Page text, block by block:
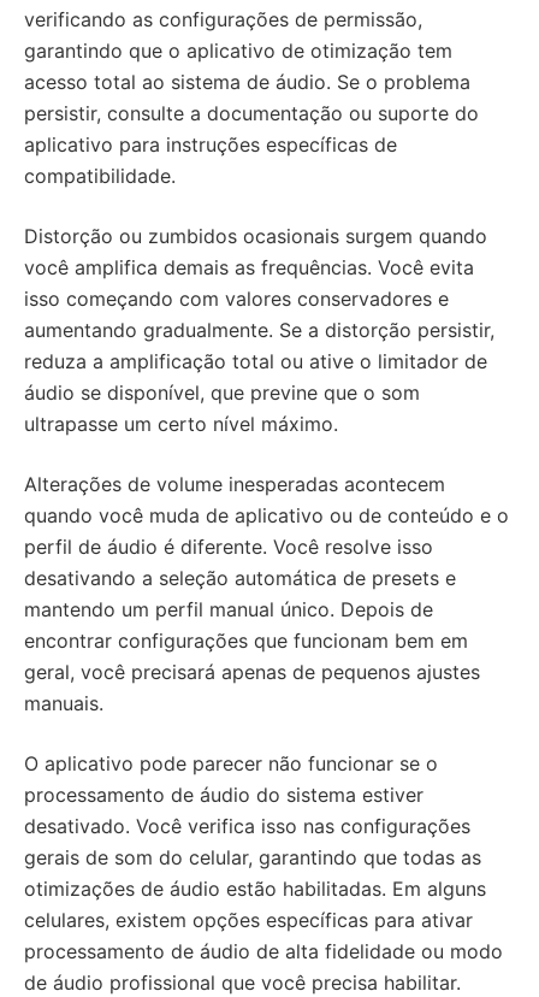
verificando as configurações de permissão,
garantindo que o aplicativo de otimização tem
acesso total ao sistema de áudio. Se o problema
persistir, consulte a documentação ou suporte do
aplicativo para instruções específicas de
compatibilidade.
Distorção ou zumbidos ocasionais surgem quando
você amplifica demais as frequências. Você evita
isso começando com valores conservadores e
aumentando gradualmente. Se a distorção persistir,
reduza a amplificação total ou ative o limitador de
áudio se disponível, que previne que o som
ultrapasse um certo nível máximo.
Alterações de volume inesperadas acontecem
quando você muda de aplicativo ou de conteúdo e o
perfil de áudio é diferente. Você resolve isso
desativando a seleção automática de presets e
mantendo um perfil manual único. Depois de
encontrar configurações que funcionam bem em
geral, você precisará apenas de pequenos ajustes
manuais.
O aplicativo pode parecer não funcionar se o
processamento de áudio do sistema estiver
desativado. Você verifica isso nas configurações
gerais de som do celular, garantindo que todas as
otimizações de áudio estão habilitadas. Em alguns
celulares, existem opções específicas para ativar
processamento de áudio de alta fidelidade ou modo
de áudio profissional que você precisa habilitar.